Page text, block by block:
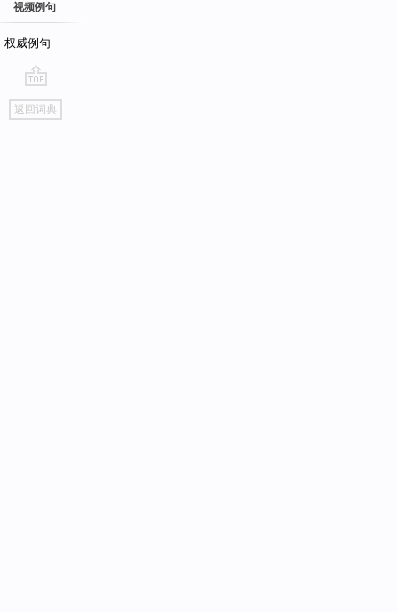
视频例句
权威例句
go
top
返回词典